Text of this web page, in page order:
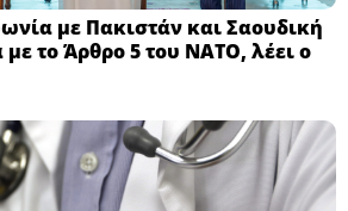
με Πακιστάν και Σαουδική
με το Άρθρο 5 του ΝΑΤΟ, λέει ο